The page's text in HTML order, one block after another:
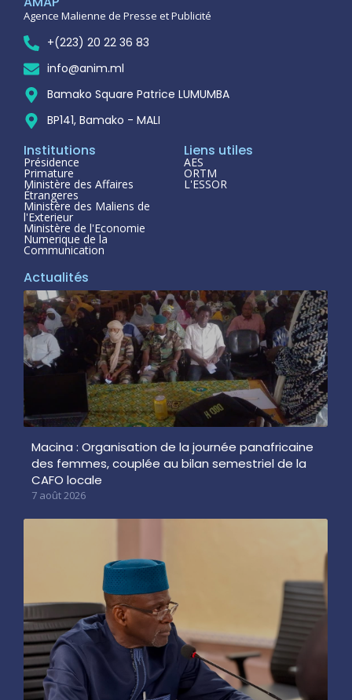
Agence Malienne de Presse et Publicité
+(223) 20 22 36 83
info@anim.ml
Bamako Square Patrice LUMUMBA
BP141, Bamako - MALI
Institutions
Présidence
Primature
Ministère des Affaires
Étrangeres
Ministère des Maliens de
l'Exterieur
Ministère de l'Economie
Numerique de la
Communication
Liens utiles
AES
ORTM
L'ESSOR
Actualités
Macina : Organisation de la journée panafricaine
des femmes, couplée au bilan semestriel de la
CAFO locale
7 août 2026